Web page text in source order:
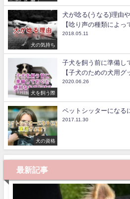
犬の気持ち
犬が唸る(うなる)理由
【唸り声の種類によっ
2018.05.11
犬を飼う際
子犬を飼う前に準備し
【子犬のための犬用グ
2020.06.26
犬の資格
ペットシッターになる
2017.11.30
最新記事